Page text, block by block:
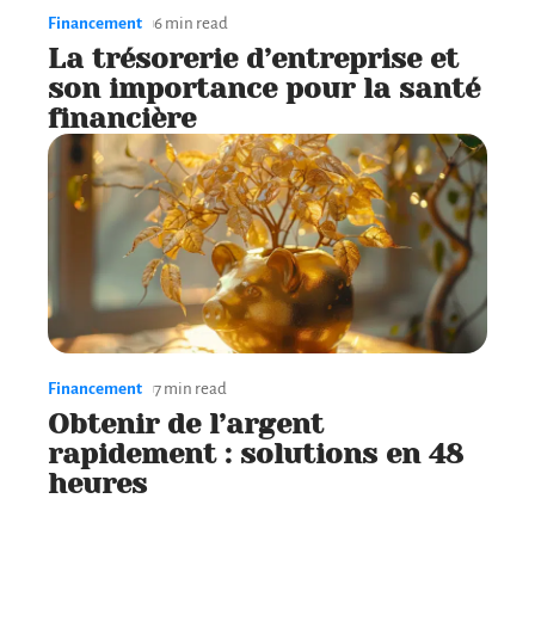
Financement 6 min read
La trésorerie d’entreprise et
son importance pour la santé
financière
Financement 7 min read
Obtenir de l’argent
rapidement : solutions en 48
heures